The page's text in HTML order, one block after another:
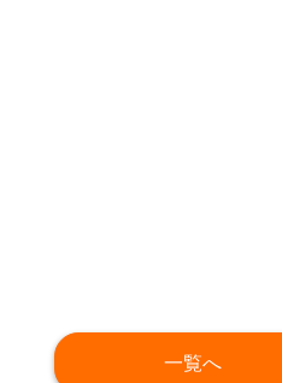
一覧へ